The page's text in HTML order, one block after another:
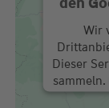
Wir
Dieser
stimmen